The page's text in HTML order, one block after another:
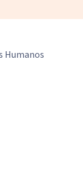
Humanos